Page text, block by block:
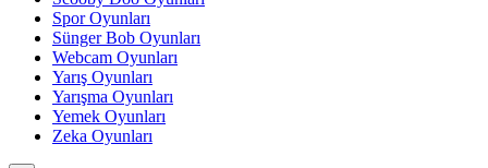
Spor Oyunları
Sünger Bob Oyunları
Webcam Oyunları
Yarış Oyunları
Yarışma Oyunları
Yemek Oyunları
Zeka Oyunları